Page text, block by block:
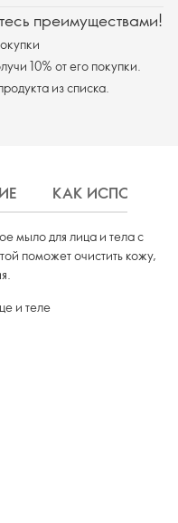
преимуществами!
10% от его покупки.
выборе продукта из списка.
КАК
мыло для лица и тела с
поможет очистить кожу,
и теле